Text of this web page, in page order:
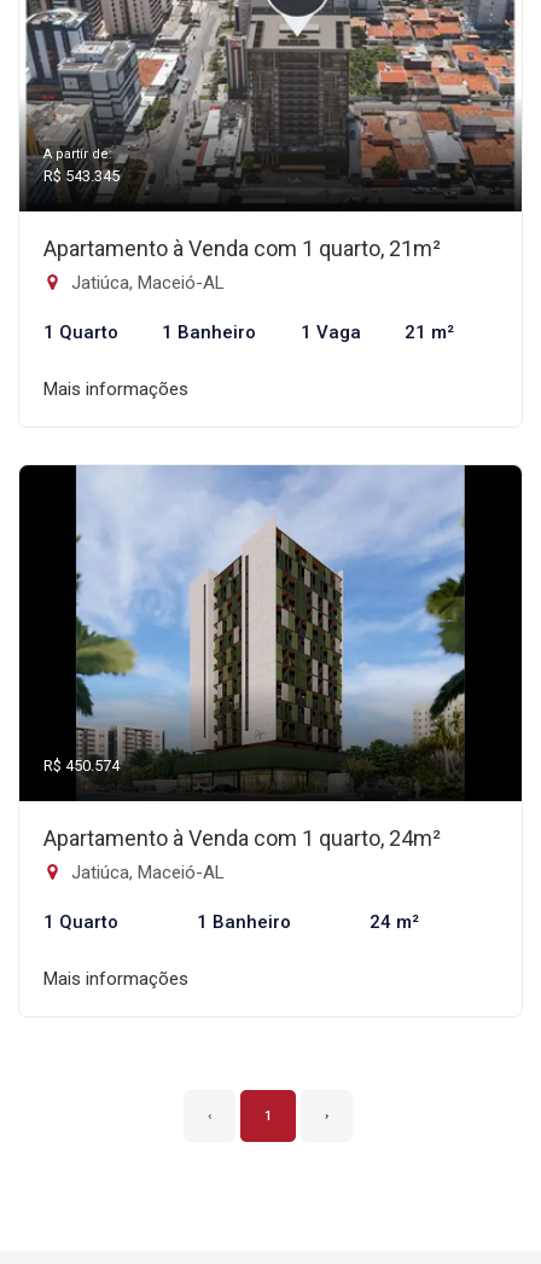
A partir de:
R$ 543.345
Apartamento à Venda com 1 quarto, 21m²
Jatiúca, Maceió-AL
1 Quarto 1 Banheiro 1 Vaga 21 m²
Mais informações
R$ 450.574
Apartamento à Venda com 1 quarto, 24m²
Jatiúca, Maceió-AL
1 Quarto 1 Banheiro 24 m²
Mais informações
‹ 1 ›